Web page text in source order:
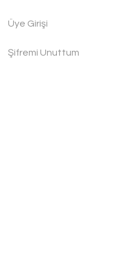
Üye Girişi
Şifremi Unuttum